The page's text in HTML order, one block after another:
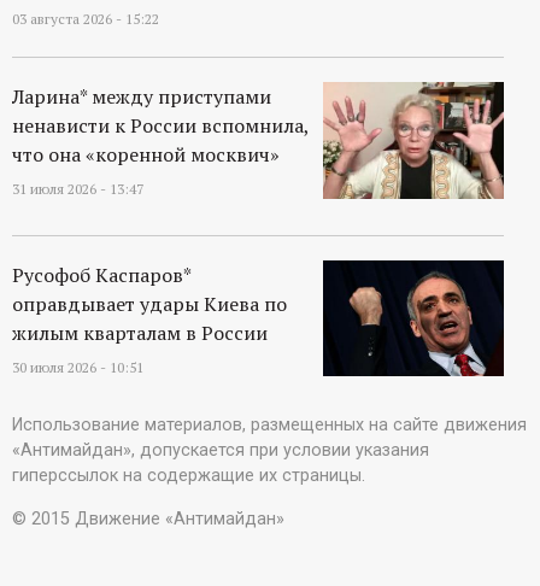
03 августа 2026 - 15:22
Ларина* между приступами
ненависти к России вспомнила,
что она «коренной москвич»
31 июля 2026 - 13:47
Русофоб Каспаров*
оправдывает удары Киева по
жилым кварталам в России
30 июля 2026 - 10:51
Использование материалов, размещенных на сайте движения
«Антимайдан», допускается при условии указания
гиперссылок на содержащие их страницы.
© 2015 Движение «Антимайдан»